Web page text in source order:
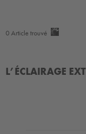
0 Article trouvé
L’ÉCLAIRAGE